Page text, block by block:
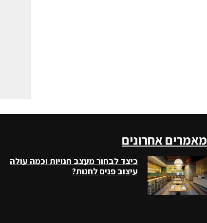
מאמרים אחרונים
כיצד לבחור מעצב חנויות וכמה עולה
עיצוב פנים לחנות?